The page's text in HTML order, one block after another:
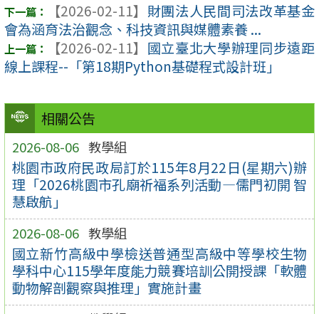
相關公告
2026-08-06 教學組
桃園市政府民政局訂於115年8月22日(星期六)辦
理「2026桃園市孔廟祈福系列活動—儒門初開 智
慧啟航」
2026-08-06 教學組
國立新竹高級中學檢送普通型高級中等學校生物
學科中心115學年度能力競賽培訓公開授課「軟體
動物解剖觀察與推理」實施計畫
【2026-02-11】 財團法人民間司法改革基金
會為涵育法治觀念、科技資訊與媒體素養 ...
【2026-02-11】 國立臺北大學辦理同步遠距
線上課程--「第18期Python基礎程式設計班」